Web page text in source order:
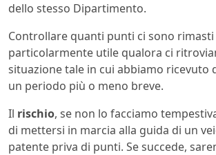
dello stesso Dipartimento.
Controllare quanti punti ci sono
particolarmente utile qualora ci
situazione tale in cui abbiamo ricevuto
un periodo più o meno breve.
Il rischio, se non lo facciamo
di mettersi in marcia alla guida di un
patente priva di punti. Se succede,